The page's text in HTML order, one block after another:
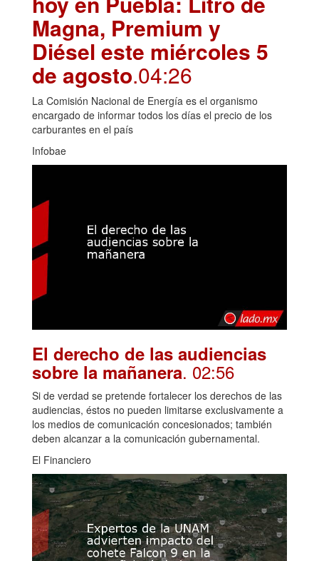
Magna, Premium y
Diésel este miércoles 5
de agosto.04:26
La Comisión Nacional de Energía es el organismo
encargado de informar todos los días el precio de los
carburantes en el país
Infobae
El derecho de las audiencias
sobre la mañanera. 02:56
Si de verdad se pretende fortalecer los derechos de las
audiencias, éstos no pueden limitarse exclusivamente a
los medios de comunicación concesionados; también
deben alcanzar a la comunicación gubernamental.
El Financiero